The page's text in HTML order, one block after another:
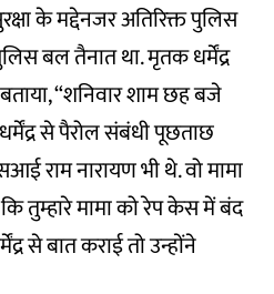
के मद्देनजर अतिरिक्त पुलिस
बल तैनात था. मृतक धर्मेंद्र
“शनिवार शाम छह बजे
से पैरोल संबंधी पूछताछ
राम नारायण भी थे. वो मामा
तुम्हारे मामा को रेप केस में बंद
से बात कराई तो उन्होंने